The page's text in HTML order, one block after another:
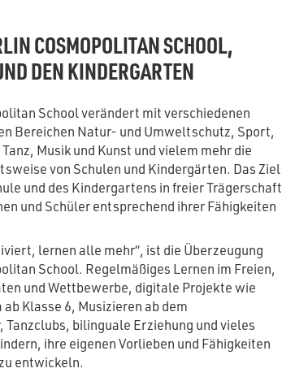
COSMOPOLITAN SCHOOL,
DEN KINDERGARTEN
School verändert mit verschiedenen
Bereichen Natur- und Umweltschutz, Sport,
Musik und Kunst und vielem mehr die
von Schulen und Kindergärten. Das Ziel
und des Kindergartens in freier Trägerschaft
und Schüler entsprechend ihrer Fähigkeiten
lernen alle mehr“, ist die Überzeugung
School. Regelmäßiges Lernen im Freien,
und Wettbewerbe, digitale Projekte wie
Klasse 6, Musizieren ab dem
bilinguale Erziehung und vieles
ihre eigenen Vorlieben und Fähigkeiten
entwickeln.